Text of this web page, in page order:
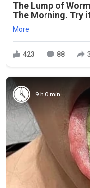
The Lump of
The Morning. Try it
More
423 88
9 h 0 min